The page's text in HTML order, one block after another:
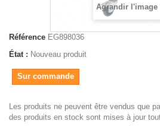
Agrandir l'image
Référence EG898036
État : Nouveau produit
Sur commande
Les produits ne peuvent être vendus que
des produits en stock sont mises à jour